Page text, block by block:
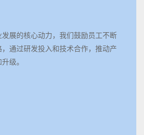
展的核心动力，我们鼓励员工不断
通过研发投入和技术合作，推动产
级。